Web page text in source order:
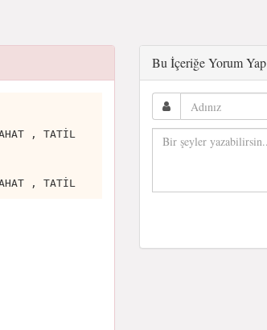
, TATİL
, TATİL
Bu İçeriğe Yorum Yap